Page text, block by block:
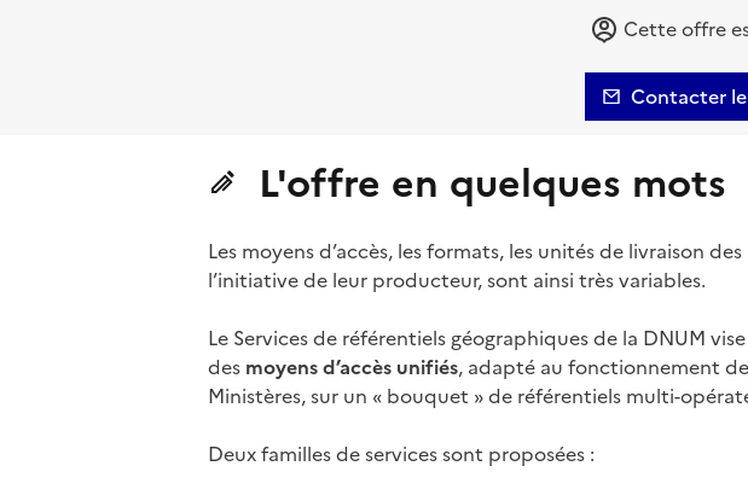
Cette offre
Contacter
L'offre en quelques mots
Les moyens d’accès, les formats, les unités de livraison
l’initiative de leur producteur, sont ainsi très variables.
Le Services de référentiels géographiques de la DNUM
des moyens d’accès unifiés, adapté au fonctionnement
Ministères, sur un « bouquet » de référentiels multi-
Deux familles de services sont proposées :